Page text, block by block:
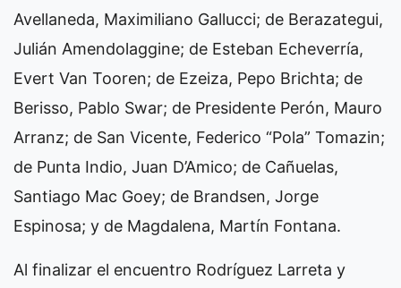
Avellaneda, Maximiliano Gallucci; de Berazategui,
Julián Amendolaggine; de Esteban Echeverría,
Evert Van Tooren; de Ezeiza, Pepo Brichta; de
Berisso, Pablo Swar; de Presidente Perón, Mauro
Arranz; de San Vicente, Federico “Pola” Tomazin;
de Punta Indio, Juan D’Amico; de Cañuelas,
Santiago Mac Goey; de Brandsen, Jorge
Espinosa; y de Magdalena, Martín Fontana.
Al finalizar el encuentro Rodríguez Larreta y